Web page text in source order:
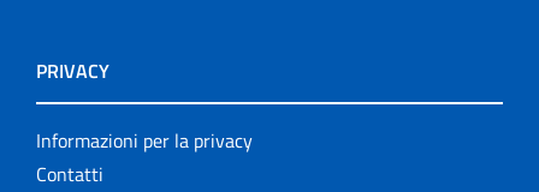
PRIVACY
Informazioni per la privacy
Contatti